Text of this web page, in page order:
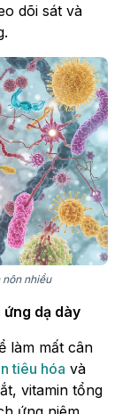
dõi sát và
nhiều
dạ dày
làm mất cân
tiêu hóa và
vitamin tổng